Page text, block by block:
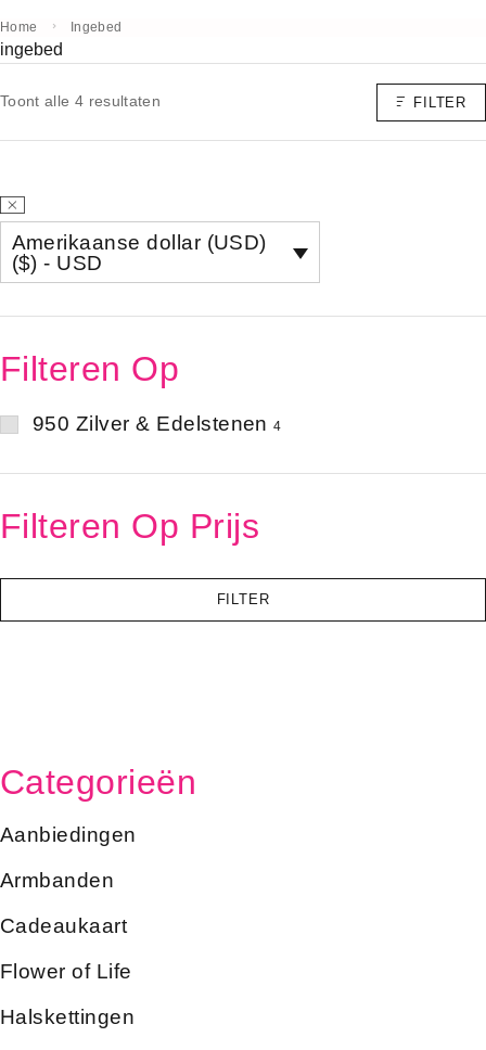
Home Ingebed
ingebed
Toont alle 4 resultaten FILTER
Amerikaanse dollar (USD)
($) - USD
Filteren Op
950 Zilver & Edelstenen 4
Filteren Op Prijs
FILTER
Categorieën
Aanbiedingen
Armbanden
Cadeaukaart
Flower of Life
Halskettingen